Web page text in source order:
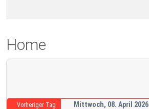
Home
Vorheriger Tag Mittwoch, 08. April 2026